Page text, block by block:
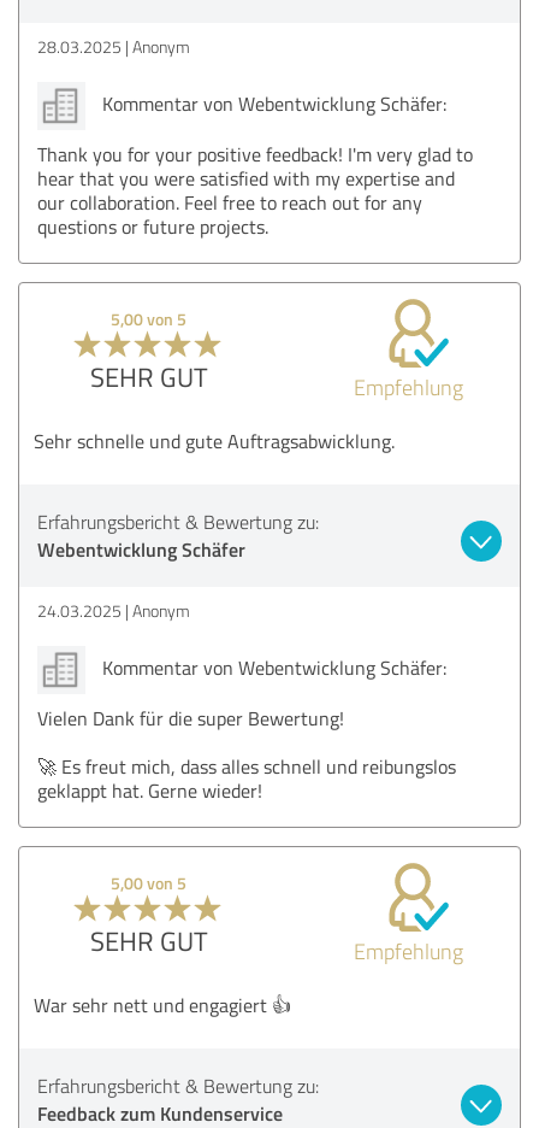
28.03.2025 Anonym
Kommentar von Webentwicklung Schäfer:
Thank you for your positive feedback! I'm very glad to
hear that you were satisfied with my expertise and
our collaboration. Feel free to reach out for any
questions or future projects.
5,00 von 5
SEHR GUT Empfehlung
Sehr schnelle und gute Auftragsabwicklung.
Erfahrungsbericht & Bewertung zu:
Webentwicklung Schäfer
24.03.2025 Anonym
Kommentar von Webentwicklung Schäfer:
Vielen Dank für die super Bewertung!
🚀 Es freut mich, dass alles schnell und reibungslos
geklappt hat. Gerne wieder!
5,00 von 5
SEHR GUT Empfehlung
War sehr nett und engagiert 👍
Erfahrungsbericht & Bewertung zu:
Feedback zum Kundenservice